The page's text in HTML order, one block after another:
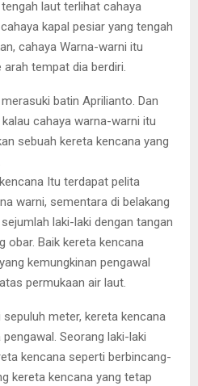
laut terlihat cahaya
kapal pesiar yang tengah
cahaya Warna-warni itu
tempat dia berdiri.
batin Aprilianto. Dan
cahaya warna-warni itu
sebuah kereta kencana yang
Itu terdapat pelita
warni, sementara di belakang
laki-laki dengan tangan
obar. Baik kereta kencana
kemungkinan pengawal
permukaan air laut.
meter, kereta kencana
Seorang laki-laki
kencana seperti berbincang-
kereta kencana yang tetap